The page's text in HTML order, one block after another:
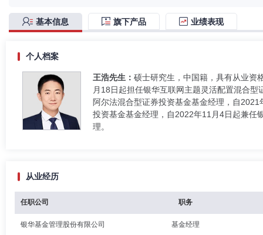
基本信息 旗下产品 业绩表现
个人档案
王浩先生： 硕士研究生，中国籍，具有从业资
月18日起担任银华互联网主题灵活配置混合
阿尔法混合型证券投资基金基金经理，自
投资基金基金经理，自2022年11月4日起兼任
理。
从业经历
任职公司 职务
银华基金管理股份有限公司 基金经理